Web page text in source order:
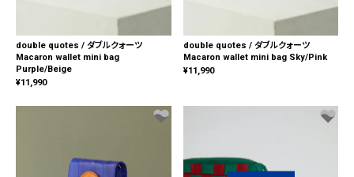
double quotes / ダブルクォーツ
Macaron wallet mini bag
Purple/Beige
¥11,990
double quotes / ダブルクォーツ
Macaron wallet mini bag Sky/Pink
¥11,990